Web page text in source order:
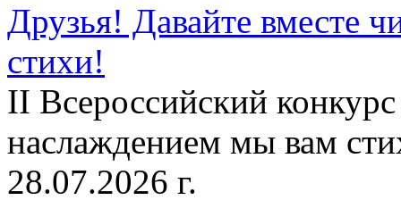
Друзья! Давайте вместе
стихи!
II Всероссийский
наслаждением мы вам
28.07.2026 г.